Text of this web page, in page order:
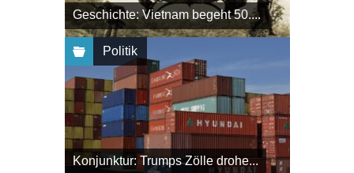
Geschichte: Vietnam begeht 50....
Politik
Konjunktur: Trumps Zölle drohe...